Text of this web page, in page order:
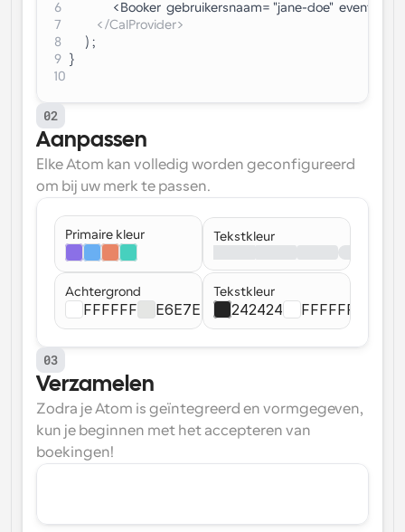
6
<Booker  gebruikersnaam= "jane-doe"
7
          </CalProvider>
8
      ) ;
9 }
10
02
Aanpassen
Elke Atom kan volledig worden geconfigureerd
om bij uw merk te passen.
Primaire kleur Tekstkleur
Achtergrond
FFFFFF E6E7E4
Tekstkleur
242424 FFFFFF
03
Verzamelen
Zodra je Atom is geïntegreerd en vormgegeven,
kun je beginnen met het accepteren van
boekingen!